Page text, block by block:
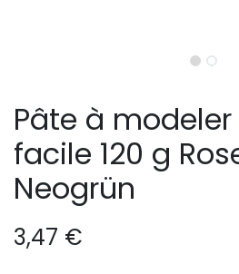
Pâte à
facile 120 g
Neogrün
3,47 €